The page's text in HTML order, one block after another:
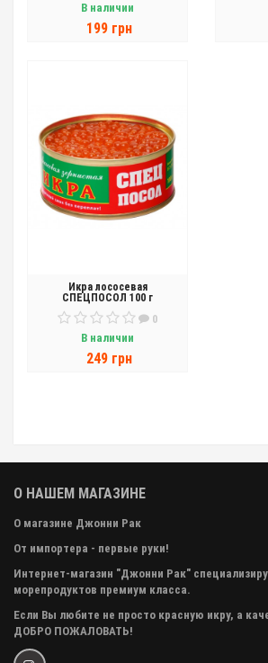
В наличии
199 грн
Икра лососевая
СПЕЦПОСОЛ 100 г
0
В наличии
249 грн
О НАШЕМ МАГАЗИНЕ
О магазине Джонни Рак
От импортера - первые руки!
Интернет-магазин "Джонни Рак"
морепродуктов премиум класса.
Если Вы любите не просто красную икру, а
ДОБРО ПОЖАЛОВАТЬ!